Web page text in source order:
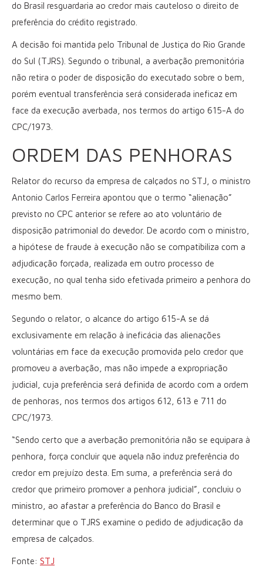
do Brasil resguardaria ao credor mais cauteloso o direito de
preferência do crédito registrado.
A decisão foi mantida pelo Tribunal de Justiça do Rio Grande
do Sul (TJRS). Segundo o tribunal, a averbação premonitória
não retira o poder de disposição do executado sobre o bem,
porém eventual transferência será considerada ineficaz em
face da execução averbada, nos termos do artigo 615-A do
CPC/1973.
ORDEM DAS PENH​​ORAS
Relator do recurso da empresa de calçados no STJ, o ministro
Antonio Carlos Ferreira apontou que o termo “alienação”
previsto no CPC anterior se refere ao ato voluntário de
disposição patrimonial do devedor. De acordo com o ministro,
a hipótese de fraude à execução não se compatibiliza com a
adjudicação forçada, realizada em outro processo de
execução, no qual tenha sido efetivada primeiro a penhora do
mesmo bem.
Segundo o relator, o alcance do artigo 615-A se dá
exclusivamente em relação à ineficácia das alienações
voluntárias em face da execução promovida pelo credor que
promoveu a averbação, mas não impede a expropriação
judicial, cuja preferência será definida de acordo com a ordem
de penhoras, nos termos dos artigos 612, 613 e 711 do
CPC/1973.
“Sendo certo que a averbação premonitória não se equipara à
penhora, força concluir que aquela não induz preferência do
credor em prejuízo desta. Em suma, a preferência será do
credor que primeiro promover a penhora judicial”, concluiu o
ministro, ao afastar a preferência do Banco do Brasil e
determinar que o TJRS examine o pedido de adjudicação da
empresa de calçados.
Fonte: STJ